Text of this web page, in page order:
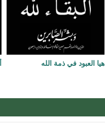
هيا العبود في ذمة الله